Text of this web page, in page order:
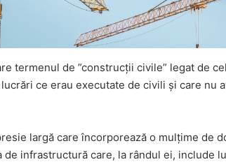
termenul de ”construcții civile” legat de
ce erau executate de civili și care nu
largă care încorporează o mulțime de
de infrastructură care, la rândul ei, include